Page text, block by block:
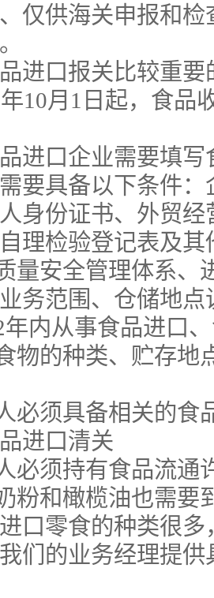
仅供海关申报和
进口报关比较重
10月1日起，食品
进口企业需要填
要具备以下条件
身份证书、外贸
理检验登记表及
量安全管理体系、
务范围、仓储地点
年内从事食品进口
物的种类、贮存地
必须具备相关的食
进口清关
必须持有食品流通
粉和橄榄油也需要
口零食的种类很
们的业务经理提